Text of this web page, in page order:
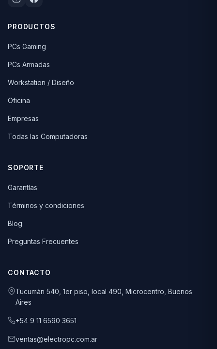
PRODUCTOS
PCs Gaming
PCs Armadas
Workstation / Diseño
Oficina
Empresas
Todas las Computadoras
SOPORTE
Garantías
Términos y condiciones
Blog
Preguntas Frecuentes
CONTACTO
Tucumán 540, 1er piso, local 490, Microcentro, Buenos
Aires
+54 9 11 6590 3651
ventas@electropc.com.ar